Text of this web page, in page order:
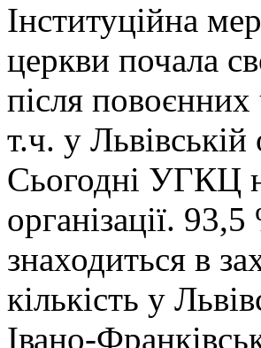
Інституційна
церкви почала
після повоєнних
т.ч. у
Сьогодні УГКЦ
організації.
знаходиться в
кількість у
Івано-